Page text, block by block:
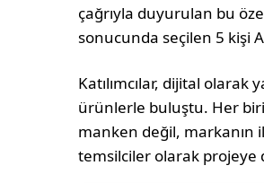
çağrıyla duyurulan bu
sonucunda seçilen 5 kişi
Katılımcılar, dijital
ürünlerle buluştu. Her
manken değil, markanın
temsilciler olarak projeye